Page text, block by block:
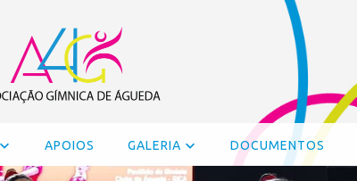
APOIOS GALERIA DOCUMENTOS